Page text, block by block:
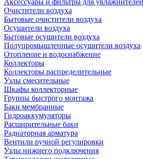
Аксессуары и фильтры для
Очистители воздуха
Бытовые очистители воздуха
Осушители воздуха
Бытовые осушители воздуха
Полупромышленные осушители воздуха
Отопление и водоснабжение
Коллекторы
Коллекторы распределительные
Узлы смесительные
Шкафы коллекторные
Группы быстрого монтажа
Баки мембранные
Гидроаккумуляторы
Расширительные баки
Радиаторная арматура
Вентили ручной регулировки
Узлы нижнего подключения